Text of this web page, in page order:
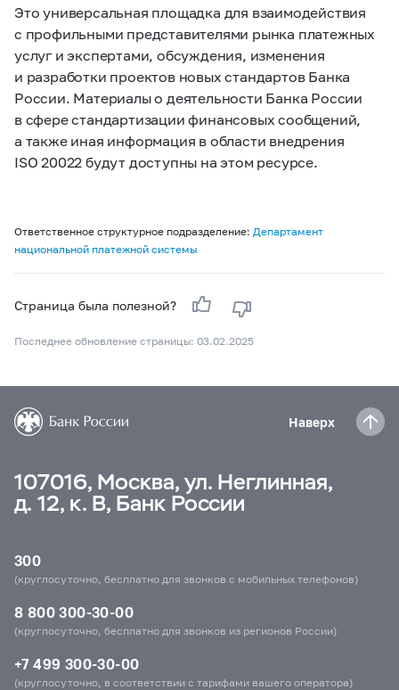
Это универсальная площадка для взаимодействия
с профильными представителями рынка платежных
услуг и экспертами, обсуждения, изменения
и разработки проектов новых стандартов Банка
России. Материалы о деятельности Банка России
в сфере стандартизации финансовых сообщений,
а также иная информация в области внедрения
ISO 20022 будут доступны на этом ресурсе.
Ответственное структурное подразделение: Департамент
национальной платежной системы
Страница была полезной?
Последнее обновление страницы: 03.02.2025
Наверх
107016, Москва, ул. Неглинная,
д. 12, к. В, Банк России
300
(круглосуточно, бесплатно для звонков с мобильных телефонов)
8 800 300-30-00
(круглосуточно, бесплатно для звонков из регионов России)
+7 499 300-30-00
(круглосуточно, в соответствии с тарифами вашего оператора)